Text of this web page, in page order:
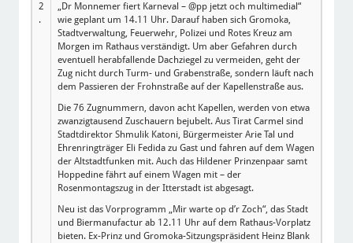
2
.
„Dr Monnemer fiert Karneval – @pp jetzt och multimedial“
wie geplant um 14.11 Uhr. Darauf haben sich Gromoka,
Stadtverwaltung, Feuerwehr, Polizei und Rotes Kreuz am
Morgen im Rathaus verständigt. Um aber Gefahren durch
eventuell herabfallende Dachziegel zu vermeiden, geht der
Zug nicht durch Turm- und Grabenstraße, sondern läuft nach
dem Passieren der Frohnstraße auf der Kapellenstraße aus.
Die 76 Zugnummern, davon acht Kapellen, werden von etwa
zwanzigtausend Zuschauern bejubelt. Aus Tirat Carmel sind
Stadtdirektor Shmulik Katoni, Bürgermeister Arie Tal und
Ehrenringträger Eli Fedida zu Gast und fahren auf dem Wagen
der Altstadtfunken mit. Auch das Hildener Prinzenpaar samt
Hoppedine fährt auf einem Wagen mit – der
Rosenmontagszug in der Itterstadt ist abgesagt.
Neu ist das Vorprogramm „Mir warte op d’r Zoch“, das Stadt
und Biermanufactur ab 12.11 Uhr auf dem Rathaus-Vorplatz
bieten. Ex-Prinz und Gromoka-Sitzungspräsident Heinz Blank